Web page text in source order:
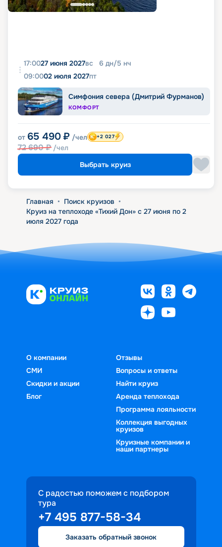
17:0027 июня 2027вс 6 дн/5 нч
09:0002 июля 2027пт
Симфония севера (Дмитрий Фурманов)
КОМФОРТ
от 65 490 ₽ /чел
72 690₽ /чел
+2 027
Выбрать круиз
Главная • Поиск круизов •
Круиз на теплоходе «Тихий Дон» с 27 июня по 2
июля 2027 года
О компании
СМИ
Скидки и акции
Блог
Отзывы
Вопросы и ответы
Найти круиз
Аренда теплохода
Программа лояльности
Коллекция выгодных
круизов
Круизные компании и
наши партнеры
С радостью поможем с подбором
тура
+7 495 877-58-34
Заказать обратный звонок